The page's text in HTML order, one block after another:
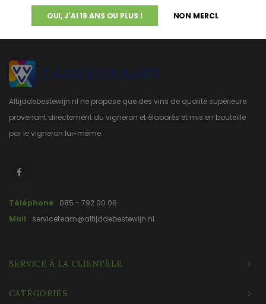
OUI, J'AI 18 ANS OU PLUS ! NON MERCI.
Altijddebestewijn.nl ne propose que des vins de qualité supérieure
provenant directement du vigneron et élaborés et mis en bouteille
par le vigneron lui-même.
Téléphone
085 - 792 00 06
Mail
serviceteam@altijddebestewijn.nl
SERVICE À LA CLIENTÈLE
CATÉGORIES